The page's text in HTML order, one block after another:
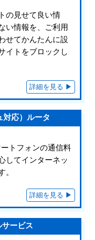
の見せて良い情
い情報を、ご利用
せてかんたんに設
イトをブロックし
対応）ルータ
トフォンの通信料
してインターネッ
。
ービス